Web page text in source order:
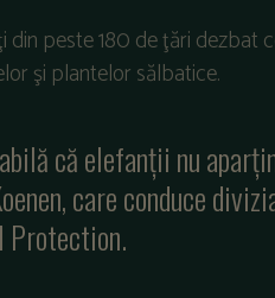
din peste 180 de ţări dezbat
şi plantelor sălbatice.
că elefanții nu
care conduce
Protection.